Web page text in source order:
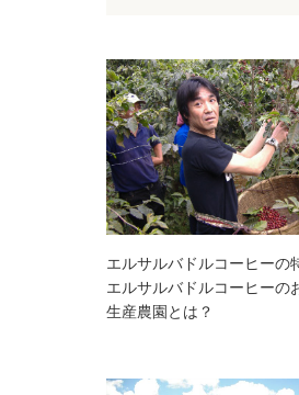
エルサルバドルコーヒーの
エルサルバドルコーヒーの
生産農園とは？